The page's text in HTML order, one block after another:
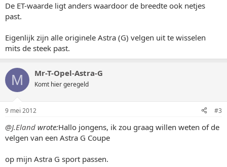
De ET-waarde ligt anders waardoor de breedte ook netjes
past.
Eigenlijk zijn alle originele Astra (G) velgen uit te wisselen
mits de steek past.
M Mr-T-Opel-Astra-G
Komt hier geregeld
9 mei 2012 #3
@J.Eland wrote:Hallo jongens, ik zou graag willen weten of de
velgen van een Astra G Coupe
op mijn Astra G sport passen.